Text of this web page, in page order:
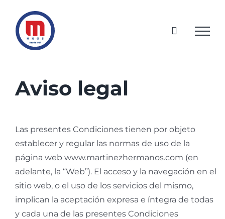
contenido
Aviso legal
Las presentes Condiciones tienen por objeto
establecer y regular las normas de uso de la
página web www.martinezhermanos.com (en
adelante, la “Web”). El acceso y la navegación en el
sitio web, o el uso de los servicios del mismo,
implican la aceptación expresa e íntegra de todas
y cada una de las presentes Condiciones